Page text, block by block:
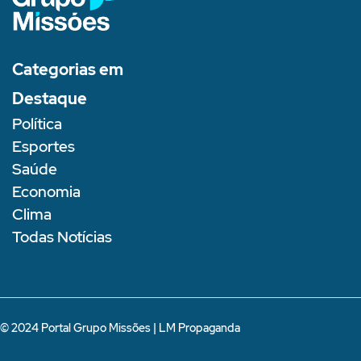
Categorias em
Destaque
Política
Esportes
Saúde
Economia
Clima
Todas Notícias
© 2024 Portal Grupo Missões | LM Propaganda